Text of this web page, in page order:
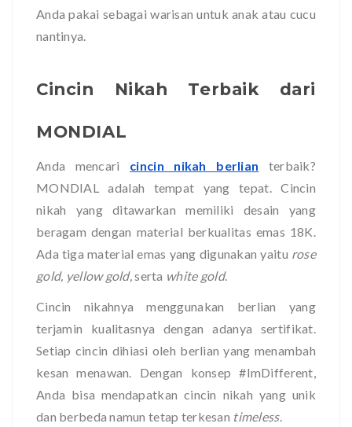
Anda pakai sebagai warisan untuk anak atau cucu
nantinya.
Cincin Nikah Terbaik dari
MONDIAL
Anda mencari cincin nikah berlian
terbaik?
MONDIAL adalah tempat yang tepat. Cincin
nikah yang ditawarkan memiliki desain yang
beragam dengan material berkualitas emas 18K.
Ada tiga material emas yang digunakan yaitu rose
gold, yellow gold,serta white gold.
Cincin nikahnya menggunakan berlian yang
terjamin kualitasnya dengan adanya sertifikat.
Setiap cincin dihiasi oleh berlian yang menambah
kesan menawan. Dengan konsep #ImDifferent,
Anda bisa mendapatkan cincin nikah yang unik
dan berbeda namun tetap terkesan timeless.